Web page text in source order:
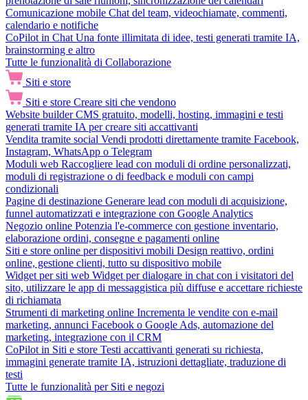
Comunicazione mobile Chat del team, videochiamate, commenti,
calendario e notifiche
CoPilot in Chat Una fonte illimitata di idee, testi generati tramite IA,
brainstorming e altro
Tutte le funzionalità di Collaborazione
Siti e store
Siti e store Creare siti che vendono
Website builder CMS gratuito, modelli, hosting, immagini e testi
generati tramite IA per creare siti accattivanti
Vendita tramite social Vendi prodotti direttamente tramite Facebook,
Instagram, WhatsApp o Telegram
Moduli web Raccogliere lead con moduli di ordine personalizzati,
moduli di registrazione o di feedback e moduli con campi
condizionali
Pagine di destinazione Generare lead con moduli di acquisizione,
funnel automatizzati e integrazione con Google Analytics
Negozio online Potenzia l'e-commerce con gestione inventario,
elaborazione ordini, consegne e pagamenti online
Siti e store online per dispositivi mobili Design reattivo, ordini
online, gestione clienti, tutto su dispositivo mobile
Widget per siti web Widget per dialogare in chat con i visitatori del
sito, utilizzare le app di messaggistica più diffuse e accettare richieste
di richiamata
Strumenti di marketing online Incrementa le vendite con e-mail
marketing, annunci Facebook o Google Ads, automazione del
marketing, integrazione con il CRM
CoPilot in Siti e store Testi accattivanti generati su richiesta,
immagini generate tramite IA, istruzioni dettagliate, traduzione di
testi
Tutte le funzionalità per Siti e negozi